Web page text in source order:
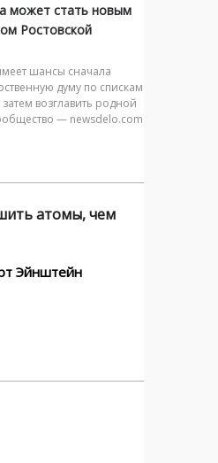
может стать новым
Ростовской
шансы сначала
думу по спискам
возглавить родной
— newsdelo.com
атомы, чем
Эйнштейн